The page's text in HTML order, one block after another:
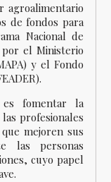
agroalimentario
de fondos para
Nacional de
por el Ministerio
y el Fondo
es fomentar la
profesionales
mejoren sus
las personas
cuyo papel